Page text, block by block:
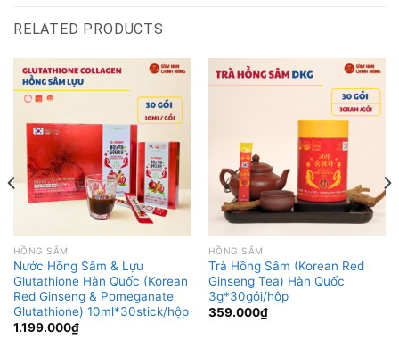
RELATED PRODUCTS
HỒNG SÂM
Nước Hồng Sâm & Lựu
Glutathione Hàn Quốc (Korean
Red Ginseng & Pomeganate
Glutathione) 10ml*30stick/hộp
1.199.000₫
HỒNG SÂM
Trà Hồng Sâm (Korean Red
Ginseng Tea) Hàn Quốc
3g*30gói/hộp
359.000₫